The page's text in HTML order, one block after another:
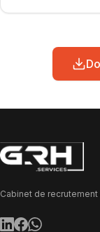
Cabinet de recrutement